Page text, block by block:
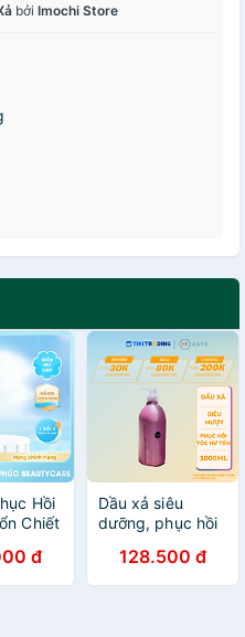
bởi Imochi Store
Hồi
Chiết
đ
Dầu xả siêu
dưỡng, phục hồi
1000ml/chai
128.500 đ